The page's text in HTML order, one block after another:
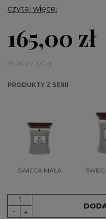
czytaj więcej
165,00 zł
36,38 zł / 100 g
PRODUKTY Z SERII
ŚWIECA MAŁA